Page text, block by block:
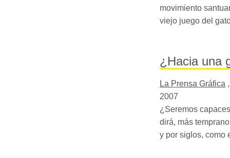
movimiento
viejo juego del
¿Hacia una
La Prensa Gráfica
2007
¿Seremos
dirá, más
y por siglos, como